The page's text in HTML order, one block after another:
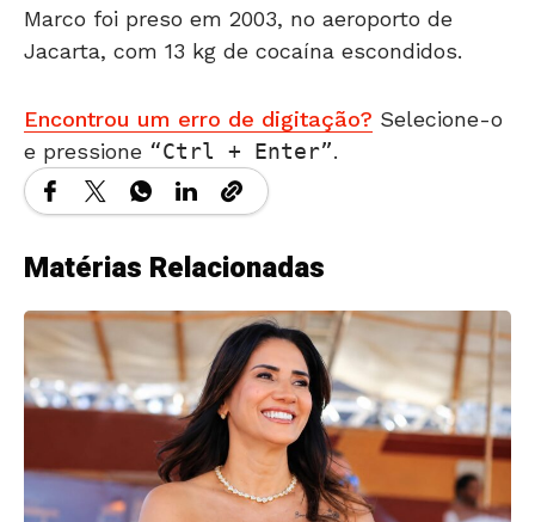
Jacarta, com 13 kg de cocaína escondidos.
e pressione Ctrl + Enter .
Matérias Relacionadas